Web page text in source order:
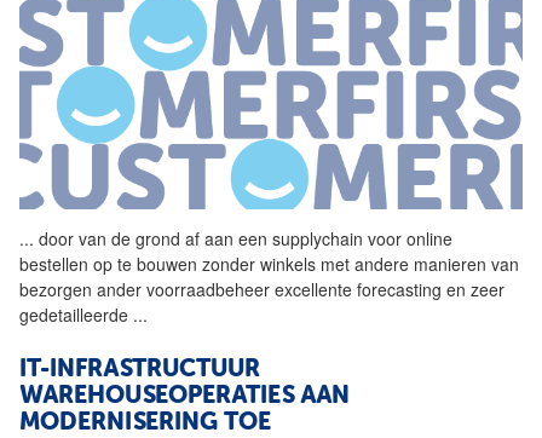
... door van de grond af aan een supplychain voor online
bestellen op te bouwen zonder winkels met andere manieren van
bezorgen ander voorraadbeheer excellente forecasting en zeer
gedetailleerde ...
IT-INFRASTRUCTUUR
WAREHOUSEOPERATIES AAN
MODERNISERING TOE